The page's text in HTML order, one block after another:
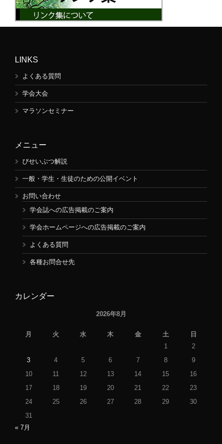
LINKS
よくある質問
学会大会
マラソンセミナー
メニュー
びせいぶつ解説
一般・学生・生徒のための公開イベント
お問い合わせ
学会誌への広告掲載のご案内
学会ホームページへの広告掲載のご案内
よくある質問
各種お問合せ先
カレンダー
2026年8月
月 火 水 木 金 土
日
1
2
3
4 5 6 7 8
9
10
11 12 13 14 15
16
17
18 19 20 21 22
23
24
25 26 27 28 29
30
31
« 7月